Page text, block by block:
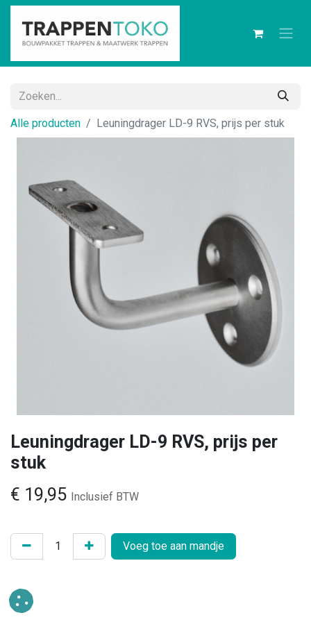
Alle producten Leuningdrager LD-9 RVS, prijs per stuk
Leuningdrager LD-9 RVS, prijs per
stuk
€ 19,95 Inclusief BTW
Voeg toe aan mandje